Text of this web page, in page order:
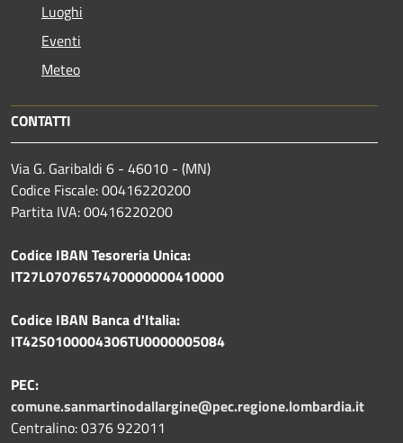
Luoghi
Eventi
Meteo
CONTATTI
Via G. Garibaldi 6 - 46010 - (MN)
Codice Fiscale: 00416220200
Partita IVA: 00416220200
Codice IBAN Tesoreria Unica:
IT27L0707657470000000410000
Codice IBAN Banca d'Italia:
IT42S0100004306TU0000005084
PEC:
comune.sanmartinodallargine@pec.regione.lombardia.it
Centralino: 0376 922011